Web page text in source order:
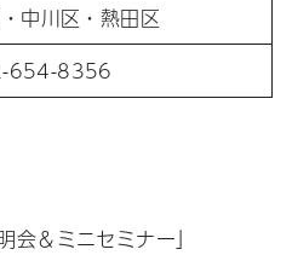
中川区・熱田区
654-8356
＆ミニセミナー」